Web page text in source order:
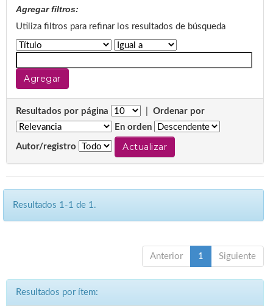
Agregar filtros:
Utiliza filtros para refinar los resultados de búsqueda
Resultados por página
Ordenar por
En orden
Autor/registro
Resultados 1-1 de 1.
Anterior 1 Siguiente
Resultados por ítem: